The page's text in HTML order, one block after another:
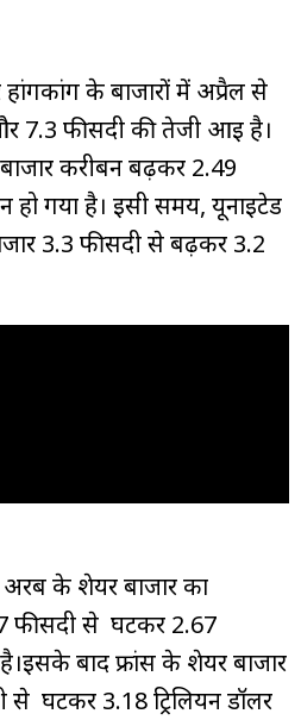
के बाजारों में अप्रैल से
7.3 फीसदी की तेजी आई है।
करीबन बढ़कर 2.49
हो गया है। इसी समय, यूनाइटेड
3.3 फीसदी से बढ़कर 3.2
अरब के शेयर बाजार का
फीसदी से घटकर 2.67
है।इसके बाद फ्रांस के शेयर बाजार
घटकर 3.18 ट्रिलियन डॉलर